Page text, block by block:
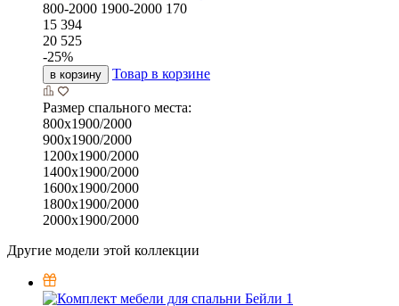
800-2000 1900-2000 170
15 394
20 525
-25%
в корзину Товар в корзине
Размер спального места:
800х1900/2000
900х1900/2000
1200х1900/2000
1400х1900/2000
1600х1900/2000
1800х1900/2000
2000х1900/2000
Другие модели этой коллекции